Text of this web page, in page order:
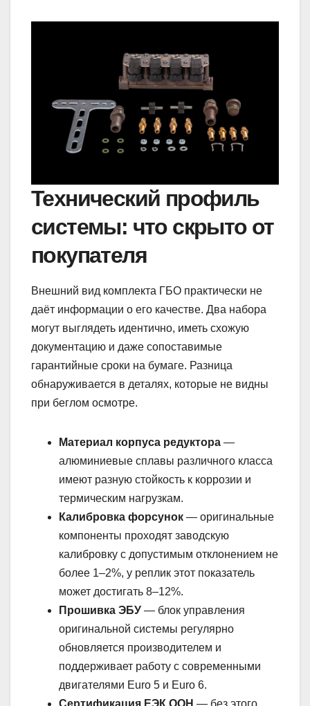
Технический профиль
системы: что скрыто от
покупателя
Внешний вид комплекта ГБО практически не
даёт информации о его качестве. Два набора
могут выглядеть идентично, иметь схожую
документацию и даже сопоставимые
гарантийные сроки на бумаге. Разница
обнаруживается в деталях, которые не видны
при беглом осмотре.
Материал корпуса редуктора —
алюминиевые сплавы различного класса
имеют разную стойкость к коррозии и
термическим нагрузкам.
Калибровка форсунок — оригинальные
компоненты проходят заводскую
калибровку с допустимым отклонением не
более 1–2%, у реплик этот показатель
может достигать 8–12%.
Прошивка ЭБУ — блок управления
оригинальной системы регулярно
обновляется производителем и
поддерживает работу с современными
двигателями Euro 5 и Euro 6.